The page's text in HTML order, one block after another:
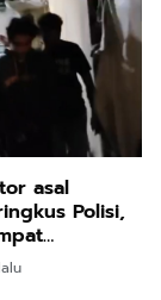
asal
Polisi,
Sawah